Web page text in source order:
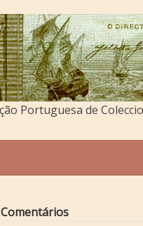
Portuguesa de